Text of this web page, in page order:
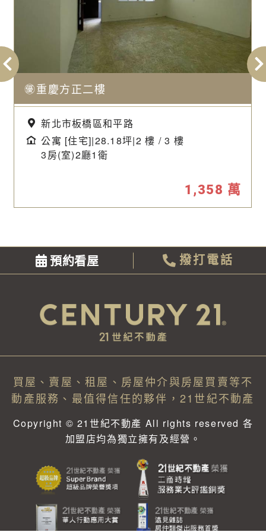
㊝重慶方正二樓
新北市板橋區和平路
公寓 [住宅]|28.18坪|2 樓 / 3 樓
3房(室)2廳1衛
1,358 萬
預約看屋 撥打電話
買屋、賣屋、租屋、房屋仲介與房屋買賣等不
動產服務、最值得信任的夥伴，21世紀不動產
Copyright © 21世紀不動產 All rights reserved 各
加盟店均為獨立擁有及經營。